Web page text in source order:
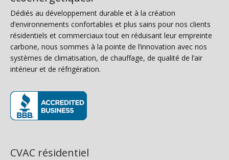
Dédiés au développement durable et à la création
d’environnements confortables et plus sains pour nos clients
résidentiels et commerciaux tout en réduisant leur empreinte
carbone, nous sommes à la pointe de l’innovation avec nos
systèmes de climatisation, de chauffage, de qualité de l’air
intérieur et de réfrigération.
CVAC résidentiel